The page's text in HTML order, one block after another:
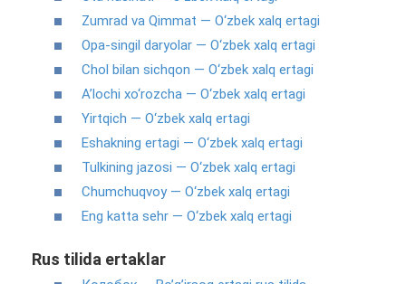
Zumrad va Qimmat — O‘zbek xalq ertagi
Opa-singil daryolar — O‘zbek xalq ertagi
Chol bilan sichqon — O‘zbek xalq ertagi
A’lochi xo‘rozcha — O‘zbek xalq ertagi
Yirtqich — O‘zbek xalq ertagi
Eshakning ertagi — O‘zbek xalq ertagi
Tulkining jazosi — O‘zbek xalq ertagi
Chumchuqvoy — O‘zbek xalq ertagi
Eng katta sehr — O‘zbek xalq ertagi
Rus tilida ertaklar